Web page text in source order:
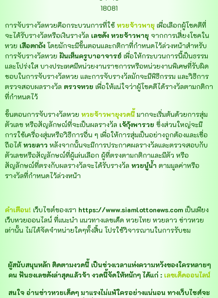
18081
การจับรางวัลหวยคือกระบวนการที่ใช้ หวยจ้าวพายุ เพื่อเลือกผู้โชคดีที่
จะได้รับรางวัลหรือเงินรางวัล เลขดัง หวยจ้าวพายุ จากการเสี่ยงโชคใน
หวย เสือตกถัง โดยมักจะมีขั้นตอนและกติกาที่กำหนดไว้ล่วงหน้าสำหรับ
การจับรางวัลหวย ฝันเห็นครูบาอาจารย์ เพื่อให้กระบวนการนี้เป็นธรรม
และโปร่งใส บางประเทศมีหน่วยงานราชการหรือหน่วยงานพิเศษที่รับผิด
ชอบในการจับรางวัลหวย และการจับรางวัลมักจะมีพิธีกรรม และวิธีการ
ตรวจสอบผลรางวัล ตรวจหวย เพื่อให้แน่ใจว่าผู้โชคดีได้รางวัลตามกติกา
ที่กำหนดไว้
ขั้นตอนการจับรางวัลหวย หวยจ้าวพายุงวดนี้ มากจะเริ่มต้นด้วยการสุ่ม
ตัวเลข หรือสัญลักษณ์ที่จะเป็นผลรางวัล เจ้กุ้งพารวย ซึ่งส่วนใหญ่จะมี
การใช้เครื่องสุ่มหรือวิธีการอื่น ๆ เพื่อให้การสุ่มเป็นอย่างถูกต้องและเชื่อ
ถือได้ หวยลาว หลังจากนั้นจะมีการประกาศผลรางวัลและตรวจสอบกับ
ตัวเลขหรือสัญลักษณ์ที่ผู้เล่นเลือก ผู้ที่ตรงตามกติกาและมีตัว หรือ
สัญลักษณ์ที่ตรงกับผลรางวัลจะได้รับรางวัล หวยนู๋น้ำ ตามมูลค่าหรือ
รางวัลที่กำหนดไว้ล่วงหน้า
คำเตือน! เว็บไซต์ของเรา https://www.siamlottonews.com เป็นเพียง
เว็บหวยออนไลน์ ที่แนะนำ แนวทางเลขเด็ด หวยไทย หวยลาว ข่าวหวย
เท่านั้น ไม่ได้จัดจำหน่ายใดๆทั้งสิ้น โปรใช้วิจารณานในการรับชม
ผู้สนับสนุนหลัก ติดตามงวดนี้ เป็นช่วงเวลาแห่งความหวังของใครหลายๆ
คน ฟันธงเลขดังล่าสุดแล้วจ้า งวดนี้จัดให้หนักๆ ได้แก่ : เลขเด็ดออนไลน์
สนใจ อ่านข่าวหวยเด็ดๆ มาแรงไม่แพ้ใครอย่างแน่นอน ทางเว็บไซต์จะ